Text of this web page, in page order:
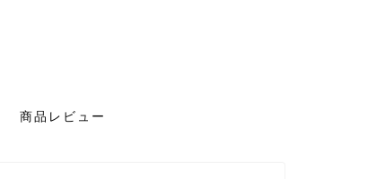
商品レビュー